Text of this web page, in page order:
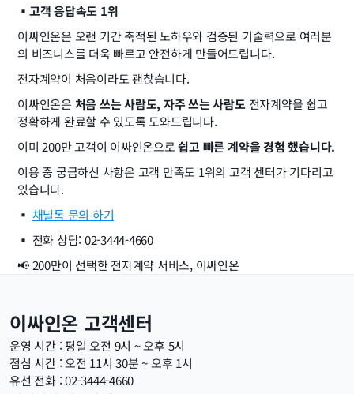
▪️고객 응답속도 1위
이싸인온은 오랜 기간 축적된 노하우와 검증된 기술력으로 여러분
의 비즈니스를 더욱 빠르고 안전하게 만들어드립니다.
전자계약이 처음이라도 괜찮습니다.
이싸인온은 처음 쓰는 사람도, 자주 쓰는 사람도 전자계약을 쉽고
정확하게 완료할 수 있도록 도와드립니다.
이미 200만 고객이 이싸인온으로 쉽고 빠른 계약을 경험 했습니다.
이용 중 궁금하신 사항은 고객 만족도 1위의 고객 센터가 기다리고
있습니다.
▪️ 채널톡 문의 하기
▪️ 전화 상담: 02-3444-4660
📢 200만이 선택한 전자계약 서비스, 이싸인온
이싸인온 고객센터
운영 시간 : 평일 오전 9시 ~ 오후 5시
점심 시간 : 오전 11시 30분 ~ 오후 1시
유선 전화 : 02-3444-4660